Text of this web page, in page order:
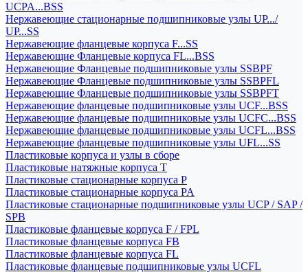
UCPA...BSS
Нержавеющие стационарные подшипниковые узлы UP.../
UP...SS
Нержавеющие фланцевые корпуса F...SS
Нержавеющие Фланцевые корпуса FL...BSS
Нержавеющие Фланцевые подшипниковые узлы SSBPF
Нержавеющие Фланцевые подшипниковые узлы SSBPFL
Нержавеющие Фланцевые подшипниковые узлы SSBPFT
Нержавеющие фланцевые подшипниковые узлы UCF...BSS
Нержавеющие фланцевые подшипниковые узлы UCFC...BSS
Нержавеющие фланцевые подшипниковые узлы UCFL...BSS
Нержавеющие фланцевые подшипниковые узлы UFL...SS
Пластиковые корпуса и узлы в сборе
Пластиковые натяжные корпуса T
Пластиковые стационарные корпуса P
Пластиковые стационарные корпуса PA
Пластиковые стационарные подшипниковые узлы UCP / SAP /
SPB
Пластиковые фланцевые корпуса F / FPL
Пластиковые фланцевые корпуса FB
Пластиковые фланцевые корпуса FL
Пластиковые фланцевые подшипниковые узлы UCFL